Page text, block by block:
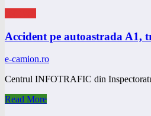
Accident pe autoastrada A1,
e-camion.ro
Centrul INFOTRAFIC din
Read More